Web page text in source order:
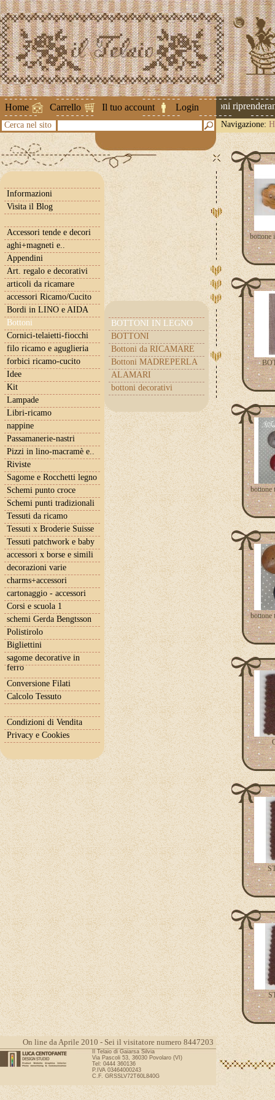
Home Carrello Il tuo account Login
Attenzione ! Le spedizioni
Cerca nel sito Navigazione:
Informazioni
Visita il Blog
Accessori tende e decori
aghi+magneti e..
Appendini
Art. regalo e decorativi
articoli da ricamare
accessori Ricamo/Cucito
Bordi in LINO e AIDA
Bottoni
BOTTONI IN LEGNO
BOTTONI
Bottoni da RICAMARE
Bottoni MADREPERLA
ALAMARI
bottoni decorativi
Cornici-telaietti-fiocchi
filo ricamo e aguglieria
forbici ricamo-cucito
Idee
Kit
Lampade
Libri-ricamo
nappine
Passamanerie-nastri
Pizzi in lino-macramè e..
Riviste
Sagome e Rocchetti legno
Schemi punto croce
Schemi punti tradizionali
Tessuti da ricamo
Tessuti x Broderie Suisse
Tessuti patchwork e baby
accessori x borse e simili
decorazioni varie
charms+accessori
cartonaggio - accessori
Corsi e scuola 1
schemi Gerda Bengtsson
Polistirolo
Bigliettini
sagome decorative in
ferro
Conversione Filati
Calcolo Tessuto
Condizioni di Vendita
Privacy e Cookies
bottone
bottone
bottone
On line da Aprile 2010 - Sei il visitatore numero 8447203
Il Telaio di Gaiarsa Silvia
Via Pascoli 53, 36030 Povolaro (VI)
Tel: 0444 360136
P.IVA 03464000243
C.F. GRSSLV72T60L840G